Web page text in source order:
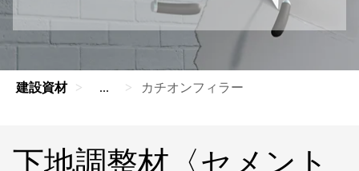
建設資材 ... カチオンフィラー
下地調整材〈セメント